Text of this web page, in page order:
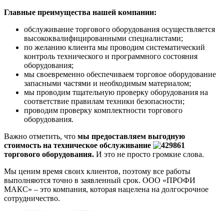
Главные преимущества нашей компании:
обслуживание торгового оборудования осуществляется
высококвалифицированными специалистами;
по желанию клиента мы проводим систематический
контроль технического и программного состояния
оборудования;
мы своевременно обеспечиваем торговое оборудование
запасными частями и необходимым материалом;
мы проводим тщательную проверку оборудования на
соответствие правилам техники безопасности;
проводим проверку комплектности торгового
оборудования.
Важно отметить, что мы предоставляем выгодную
стоимость на техническое обслуживание
торгового оборудования. И это не просто громкие слова.
Мы ценим время своих клиентов, поэтому все работы
выполняются точно в заявленный срок. ООО «ПРОФИ
МАКС» – это компания, которая нацелена на долгосрочное
сотрудничество.